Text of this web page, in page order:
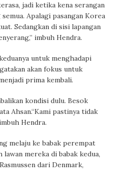
jadi ketika kena serangan
Apalagi pasangan Korea
Sedangkan di sisi lapangan
imbuh Hendra.
untuk menghadapi
akan fokus untuk
prima kembali.
kondisi dulu. Besok
Ahsan.“Kami pastinya tidak
Hendra.
melaju ke babak perempat
lawan mereka di babak kedua,
dari Denmark,